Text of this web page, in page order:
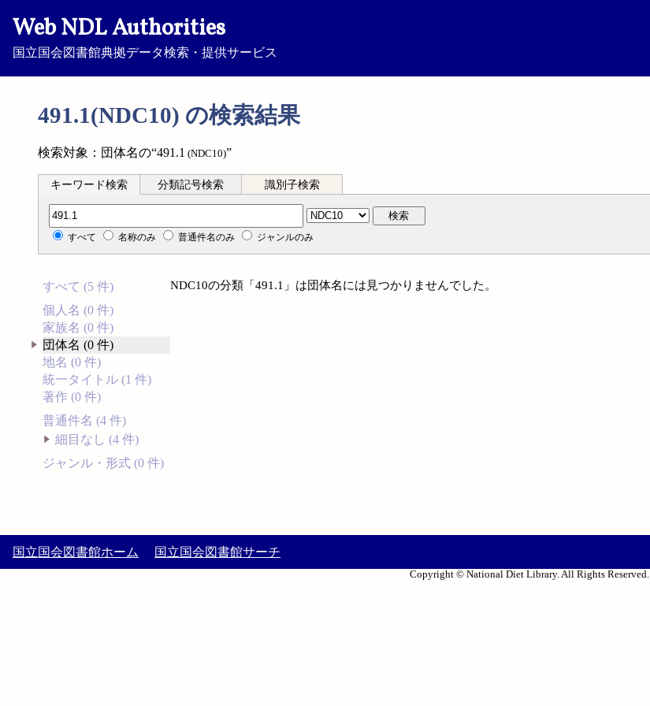
Web NDL Authorities
国立国会図書館典拠データ検索・提供サービス
491.1(NDC10) の検索結果
検索対象：団体名の“491.1 (NDC10)”
キーワード検索 分類記号検索 識別子検索
分類記号検索 検索
すべて 名称のみ 普通件名のみ ジャンルのみ
すべて (5 件)
個人名 (0 件)
家族名 (0 件)
団体名 (0 件)
地名 (0 件)
統一タイトル (1 件)
著作 (0 件)
普通件名 (4 件)
細目なし (4 件)
ジャンル・形式 (0 件)
NDC10の分類「491.1」は団体名には見つかりませんでした。
国立国会図書館ホーム 国立国会図書館サーチ
Copyright © National Diet Library. All Rights Reserved.